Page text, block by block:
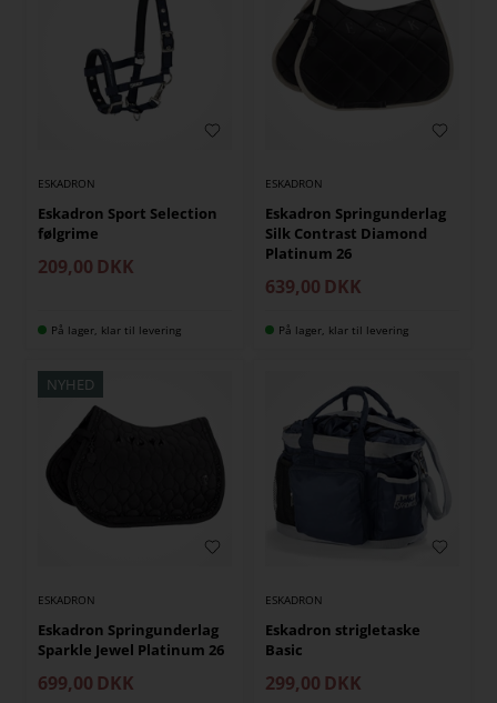
ESKADRON
Eskadron Sport Selection
følgrime
209,00 DKK
På lager, klar til levering
ESKADRON
Eskadron Springunderlag
Silk Contrast Diamond
Platinum 26
639,00 DKK
På lager, klar til levering
NYHED
ESKADRON
Eskadron Springunderlag
Sparkle Jewel Platinum 26
699,00 DKK
ESKADRON
Eskadron strigletaske
Basic
299,00 DKK